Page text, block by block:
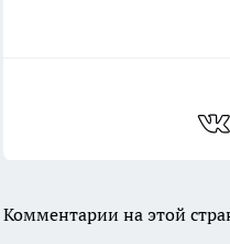
Комментарии на этой